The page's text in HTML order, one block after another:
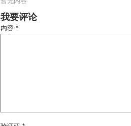
我要评论
内容 *